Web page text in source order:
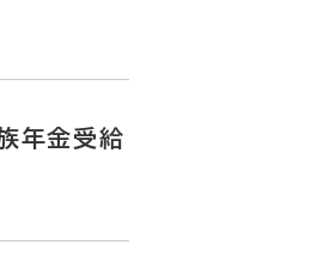
年金受給